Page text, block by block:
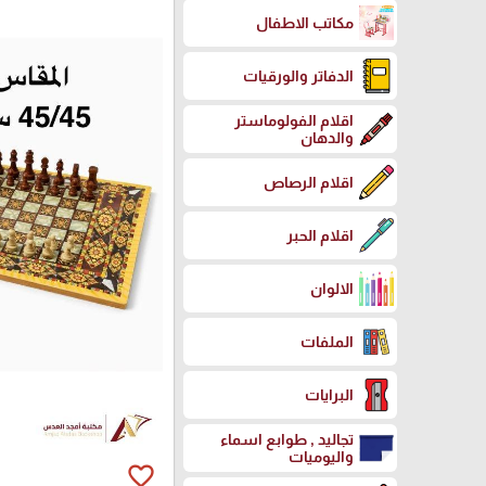
مكاتب الاطفال
الدفاتر والورقيات
اقلام الفولوماستر
والدهان
اقلام الرصاص
اقلام الحبر
الالوان
الملفات
البرايات
تجاليد , طوابع اسماء
واليوميات
favorite_border